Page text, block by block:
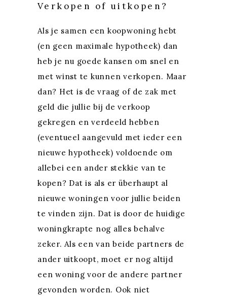
Verkopen of uitkopen?
Als je samen een koopwoning hebt
(en geen maximale hypotheek) dan
heb je nu goede kansen om snel en
met winst te kunnen verkopen. Maar
dan? Het is de vraag of de zak met
geld die jullie bij de verkoop
gekregen en verdeeld hebben
(eventueel aangevuld met ieder een
nieuwe hypotheek) voldoende om
allebei een ander stekkie van te
kopen? Dat is als er überhaupt al
nieuwe woningen voor jullie beiden
te vinden zijn. Dat is door de huidige
woningkrapte nog alles behalve
zeker. Als een van beide partners de
ander uitkoopt, moet er nog altijd
een woning voor de andere partner
gevonden worden. Ook niet